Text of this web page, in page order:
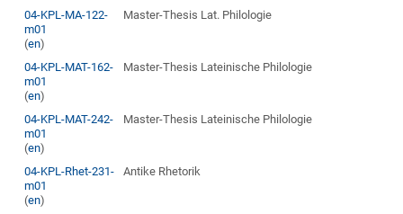
04-KPL-MA-122-
m01
(en)
Master-Thesis Lat. Philologie
04-KPL-MAT-162-
m01
(en)
Master-Thesis Lateinische Philologie
04-KPL-MAT-242-
m01
(en)
Master-Thesis Lateinische Philologie
04-KPL-Rhet-231-
m01
(en)
Antike Rhetorik